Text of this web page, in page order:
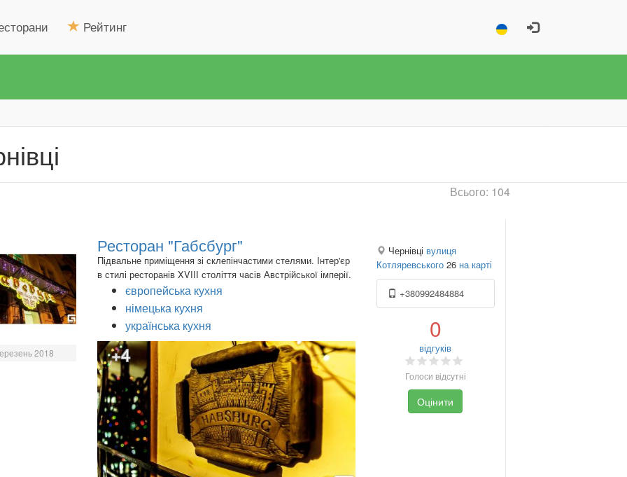
Рейтинг
Всього: 104
2018
Ресторан "Габсбург"
Підвальне приміщення зі склепінчастими стелями. Інтер'єр
в стилі ресторанів XVIII століття часів Австрійської імперії.
європейська кухня
німецька кухня
українська кухня
+4
Чернівці вулиця
Котляревського26 на карті
+380992484884
0
відгуків
Голоси відсутні
Оцінити